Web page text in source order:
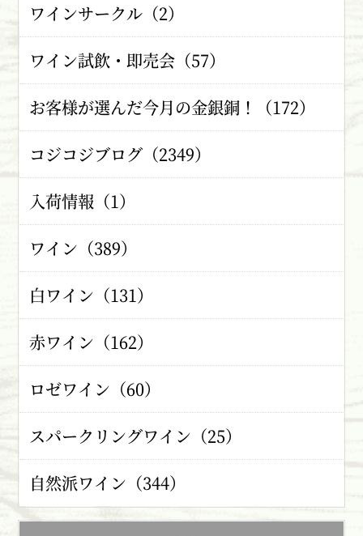
ワインサークル（2）
ワイン試飲・即売会（57）
お客様が選んだ今月の金銀銅！（172）
コジコジブログ（2349）
入荷情報（1）
ワイン（389）
白ワイン（131）
赤ワイン（162）
ロゼワイン（60）
スパークリングワイン（25）
自然派ワイン（344）